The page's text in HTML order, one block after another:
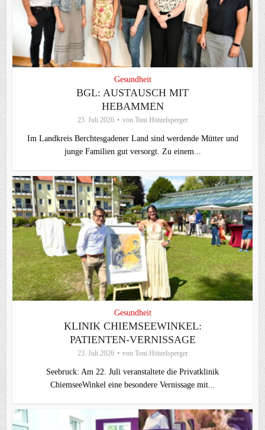
Gesundheit
BGL: AUSTAUSCH MIT
HEBAMMEN
23. Juli 2026 von Toni Hötzelsperger
Im Landkreis Berchtesgadener Land sind werdende Mütter und
junge Familien gut versorgt. Zu einem...
Gesundheit
KLINIK CHIEMSEEWINKEL:
PATIENTEN-VERNISSAGE
23. Juli 2026 von Toni Hötzelsperger
Seebruck: Am 22. Juli veranstaltete die Privatklinik
ChiemseeWinkel eine besondere Vernissage mit...